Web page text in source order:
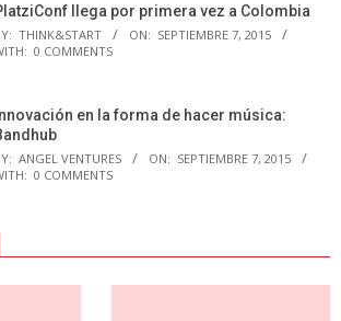
llega por primera vez a Colombia
THINK&START ON: SEPTIEMBRE 7, 2015
0 COMMENTS
Innovación en la forma de hacer música:
ANGEL VENTURES ON: SEPTIEMBRE 7, 2015
0 COMMENTS